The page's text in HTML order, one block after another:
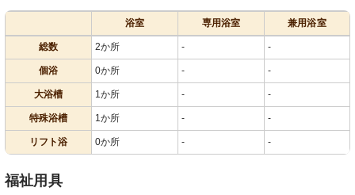
浴室 専用浴室 兼用浴室
総数 2か所 - -
個浴 0か所 - -
大浴槽 1か所 - -
特殊浴槽 1か所 - -
リフト浴 0か所 - -
福祉用具